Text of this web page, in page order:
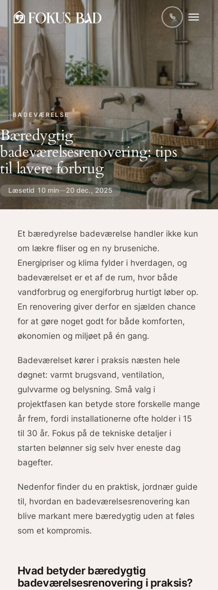
BADEVÆRELSE
Bæredygtig
badeværelsesrenovering: tips
til lavere forbrug
Læsetid 10 min—20 dec., 2025
Et bæredyrelse badeværelse handler ikke kun
om lækre fliser og en ny bruseniche.
Energipriser og klima fylder i hverdagen, og
badeværelset er et af de rum, hvor både
vandforbrug og energiforbrug hurtigt løber op.
En renovering giver derfor en sjælden chance
for at gøre noget godt for både komforten,
økonomien og miljøet på én gang.
Badeværelset kører i praksis næsten hele
døgnet: varmt brugsvand, ventilation,
gulvvarme og belysning. Små valg i
projektfasen kan betyde store forskelle mange
år frem, fordi installationerne ofte holder i 15
til 30 år. Fokus på de tekniske detaljer i
starten belønner sig selv hver eneste dag
bagefter.
Nedenfor finder du en praktisk, jordnær guide
til, hvordan en badeværelsesrenovering kan
blive markant mere bæredygtig uden at føles
som et kompromis.
Hvad betyder bæredygtig
badeværelsesrenovering i praksis?